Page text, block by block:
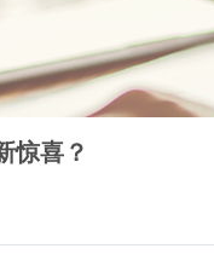
惊喜？